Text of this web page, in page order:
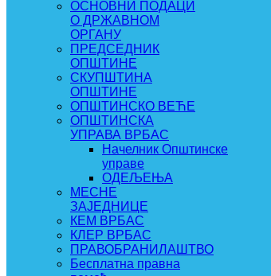
ОСНОВНИ ПОДАЦИ
О ДРЖАВНОМ
ОРГАНУ
ПРЕДСЕДНИК
ОПШТИНЕ
СКУПШТИНА
ОПШТИНЕ
ОПШТИНСКО ВЕЋЕ
ОПШТИНСКА
УПРАВА ВРБАС
Начелник Општинске
управе
ОДЕЉЕЊА
МЕСНЕ
ЗАЈЕДНИЦЕ
КЕМ ВРБАС
КЛЕР ВРБАС
ПРАВОБРАНИЛАШТВО
Бесплатна правна